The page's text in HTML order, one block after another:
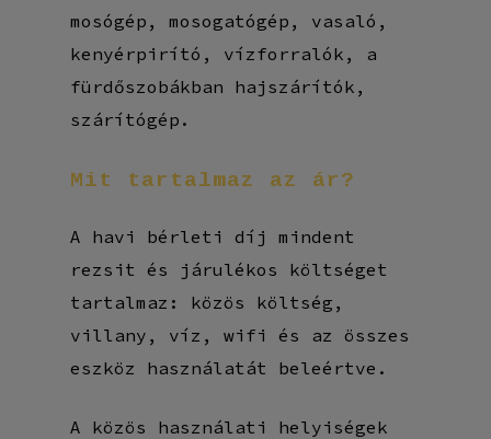
mosógép, mosogatógép, vasaló,
kenyérpirító, vízforralók, a
fürdőszobákban hajszárítók,
szárítógép.
Mit tartalmaz az ár?
A havi bérleti díj mindent
rezsit és járulékos költséget
tartalmaz: közös költség,
villany, víz, wifi és az összes
eszköz használatát beleértve.
A közös használati helyiségek